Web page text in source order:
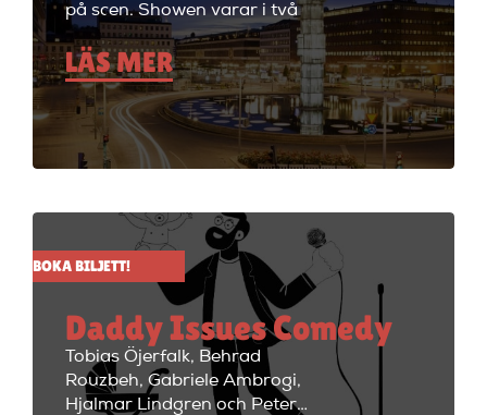
på scen. Showen varar i två
timmar med en paus, och
efteråt fortsätter kvällen med
cocktails i restaurangdelen.
Perfekt för en dejt eller en kväll
med vänner! Sergel StandUp är
både den perfekta förfesten och
ladda batterierna. Showen
håller på i ungefär två timmar
med en paus i mitten på 15
minuter. Efter showen kan
kvällen fortsätta med fest i
restaurangdelen med ett stort
utbud av fantastiska cocktails
och fräscha drinkar.
LÄS MER
BOKA BILJETT!
Daddy Issues Comedy
Tobias Öjerfalk, Behrad
Rouzbeh, Gabriele Ambrogi,
Hjalmar Lindgren och Peter